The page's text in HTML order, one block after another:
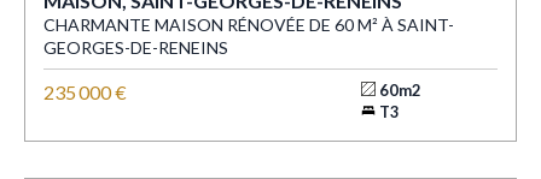
CHARMANTE MAISON RÉNOVÉE DE 60 M² À SAINT-
GEORGES-DE-RENEINS
235 000 €
60m2
T3